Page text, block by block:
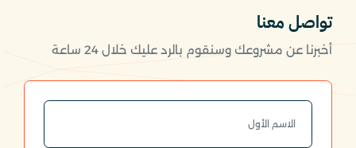
تواصل معنا
أخبرنا عن مشروعك وسنقوم بالرد عليك خلال 24 ساعة